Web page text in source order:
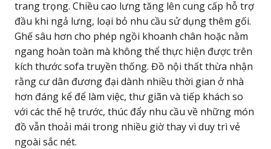
trang trọng. Chiều cao lưng tăng lên cung cấp hỗ trợ
đầu khi ngả lưng, loại bỏ nhu cầu sử dụng thêm gối.
Ghế sâu hơn cho phép ngồi khoanh chân hoặc nằm
ngang hoàn toàn mà không thể thực hiện được trên
kích thước sofa truyền thống. Đồ nội thất thừa nhận
rằng cư dân đương đại dành nhiều thời gian ở nhà
hơn đáng kể để làm việc, thư giãn và tiếp khách so
với các thế hệ trước, thúc đẩy nhu cầu về những món
đồ vẫn thoải mái trong nhiều giờ thay vì duy trì vẻ
ngoài sắc nét.